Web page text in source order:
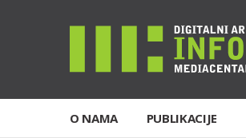
O NAMA PUBLIKACIJE